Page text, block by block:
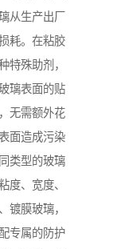
从生产出厂
耗。在粘胶
特殊助剂，
璃表面的贴
无需额外花
面造成污染
类型的玻璃
度、宽度、
镀膜玻璃，
专属的防护